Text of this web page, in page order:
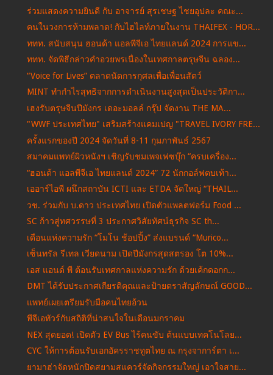
ร่วมแสดงความยินดี กับ อาจารย์ สุรเชษฐ ไชยอุปละ คณะ...
คนในวงการห้ามพลาด! กับไฮไลท์ภายในงาน THAIFEX - HOR...
ททท. สนับสนุน ฮอนด้า แอลพีจีเอ ไทยแลนด์ 2024 การแข...
ททท. จัดพิธีกล่าวคำอวยพรเนื่องในเทศกาลตรุษจีน ฉลอง...
“Voice for Lives” ตลาดนัดการกุศลเพื่อเพื่อนสัตว์
MINT ทำกำไรสุทธิจากการดำเนินงานสูงสุดเป็นประวัติกา...
เฮงรับตรุษจีนปีมังกร เดอะมอลล์ กรุ๊ป จัดงาน THE MA...
"WWF ประเทศไทย" เสริมสร้างแคมเปญ "TRAVEL IVORY FRE...
ครั้งแรกของปี 2024 จัดวันที่ 8-11 กุมภาพันธ์ 2567
สมาคมแพทย์ผิวหนังฯ เชิญรับชมเพจเฟซบุ๊ก “ครบเครื่อง...
“ฮอนด้า แอลพีจีเอ ไทยแลนด์ 2024” 72 นักกอล์ฟตบเท้า...
เออาร์ไอพี ผนึกสถาบัน ICTI และ ETDA จัดใหญ่ “THAIL...
วช. ร่วมกับ บ.ดาว ประเทศไทย เปิดตัวแพลตฟอร์ม Food ...
SC ก้าวสู่ทศวรรษที่ 3 ประกาศวิสัยทัศน์ธุรกิจ SC th...
เดือนแห่งความรัก “โมโน ช้อปปิ้ง” ส่งแบรนด์ “Murico...
เซ็นทรัล รีเทล เวียดนาม เปิดปีมังกรสุดสตรอง โต 10%...
เอส แอนด์ พี ต้อนรับเทศกาลแห่งความรัก ด้วยเค้กดอกก...
DMT ได้รับประกาศเกียรติคุณและป้ายตราสัญลักษณ์ GOOD...
แพทย์เผยเตรียมรับมือคนไทยอ้วน
พีจีเอทัวร์กับสถิติที่น่าสนใจในเดือนมกราคม
NEX สุดยอด! เปิดตัว EV Bus ไร้คนขับ ต้นแบบเทคโนโลย...
CYC ให้การต้อนรับเอกอัครราชทูตไทย ณ กรุงจาการ์ตา เ...
ยามาฮ่าจัดหนักปิดสยามสแควร์จัดกิจกรรมใหญ่ เอาใจสาย...